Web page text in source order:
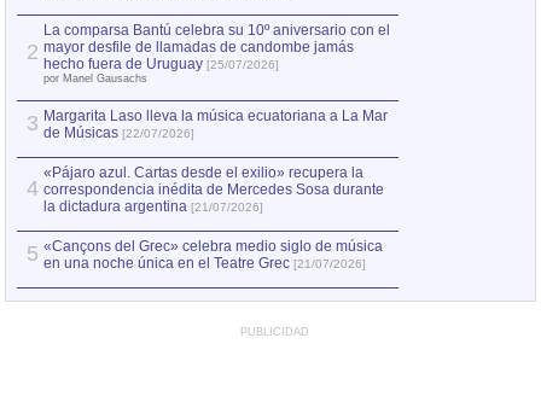
2
La comparsa Bantú celebra su 10º aniversario con el
mayor desfile de llamadas de candombe jamás
hecho fuera de Uruguay [25/07/2026]
por Manel Gausachs
3 Margarita Laso lleva la música ecuatoriana a La Mar
de Músicas [22/07/2026]
4
«Pájaro azul. Cartas desde el exilio» recupera la
correspondencia inédita de Mercedes Sosa durante
la dictadura argentina [21/07/2026]
5 «Cançons del Grec» celebra medio siglo de música
en una noche única en el Teatre Grec [21/07/2026]
PUBLICIDAD